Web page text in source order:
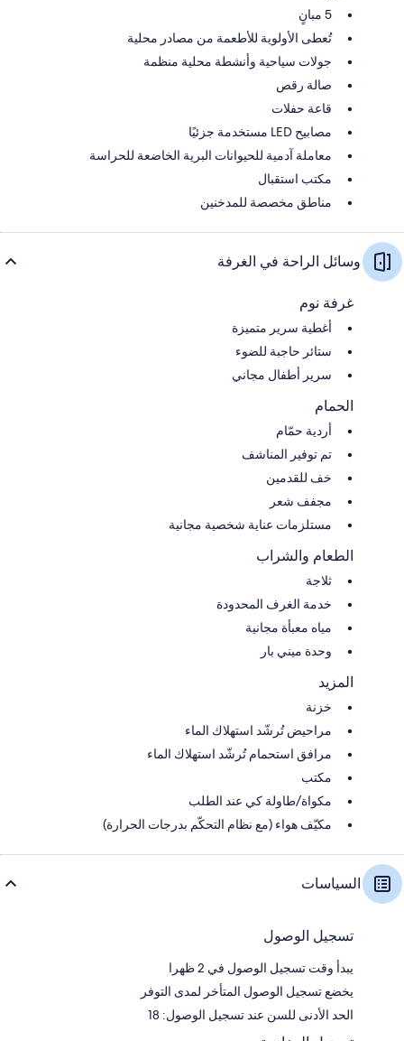
5 مبانٍ
تُعطى الأولوية للأطعمة من مصادر محلية
جولات سياحية وأنشطة محلية منظمة
صالة رقص
قاعة حفلات
مصابيح LED مستخدمة جزئيًا
معاملة آدمية للحيوانات البرية الخاضعة للحراسة
مكتب استقبال
مناطق مخصصة للمدخنين
وسائل الراحة في الغرفة
غرفة نوم
أغطية سرير متميزة
ستائر حاجبة للضوء
سرير أطفال مجاني
الحمام
أردية حمّام
تم توفير المناشف
خف للقدمين
مجفف شعر
مستلزمات عناية شخصية مجانية
الطعام والشراب
ثلاجة
خدمة الغرف المحدودة
مياه معبأة مجانية
وحدة ميني بار
المزيد
خزنة
مراحيض تُرشّد استهلاك الماء
مرافق استحمام تُرشّد استهلاك الماء
مكتب
مكواة/طاولة كي عند الطلب
مكيّف هواء (مع نظام التحكّم بدرجات الحرارة)
السياسات
تسجيل الوصول
يبدأ وقت تسجيل الوصول في 2 ظهرا
يخضع تسجيل الوصول المتأخر لمدى التوفر
الحد الأدنى للسن عند تسجيل الوصول: 18